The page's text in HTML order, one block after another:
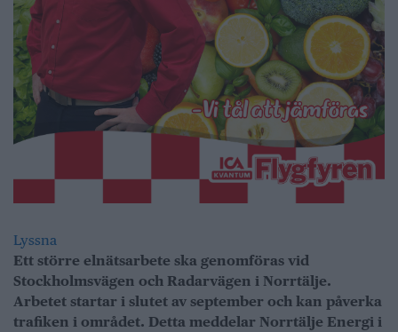
Lyssna
Ett större elnätsarbete ska genomföras vid
Stockholmsvägen och Radarvägen i Norrtälje.
Arbetet startar i slutet av september och kan påverka
trafiken i området. Detta meddelar Norrtälje Energi i